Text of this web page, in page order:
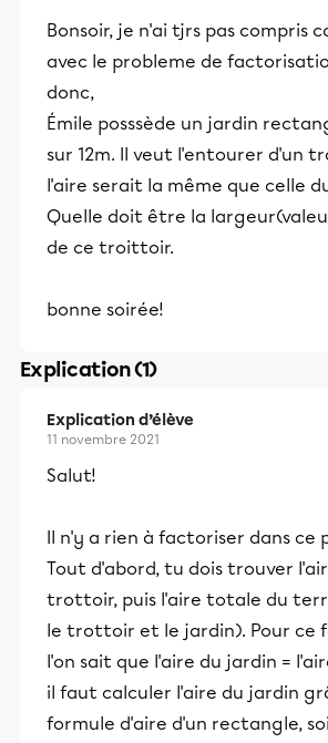
Bonsoir, je n'ai tjrs pas compris
avec le probleme de
donc,
Émile posssède un jardin
sur 12m. Il veut l'entourer d'un
l'aire serait la même que celle
Quelle doit être la
de ce troittoir.
bonne soirée!
Explication (1)
Explication d’élève
11 novembre 2021
Salut!
Il n'y a rien à factoriser dans ce
Tout d'abord, tu dois trouver
trottoir, puis l'aire totale du
le trottoir et le jardin). Pour ce
l'on sait que l'aire du jardin =
il faut calculer l'aire du jardin
formule d'aire d'un rectangle,